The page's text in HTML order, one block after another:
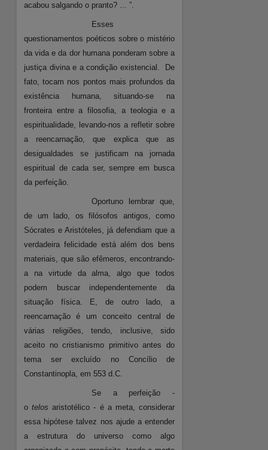
acabou salgando o pranto? ... ”.
Esses
questionamentos poéticos sobre o mistério
da vida e da dor humana ponderam sobre a
justiça divina e a condição existencial.
De
fato, tocam nos pontos mais profundos da
existência humana, situando-se na
fronteira entre a filosofia, a teologia e a
espiritualidade, levando-nos a refletir sobre
a reencarnação, que explica que as
desigualdades se justificam na jornada
espiritual de cada ser, sempre em busca
da perfeição.
Oportuno lembrar que,
de um lado, os filósofos antigos, como
Sócrates e Aristóteles, já defendiam que a
verdadeira felicidade está além dos bens
materiais, que são efêmeros, encontrando-
a na virtude da alma, algo que todos
podem buscar independentemente da
situação física. E, de outro lado, a
reencarnação é um conceito central de
várias religiões, tendo, inclusive, sido
aceito no cristianismo primitivo antes do
tema ser excluído no Concílio de
Constantinopla, em 553 d.C.
Se a perfeição -
otelos aristotélico - é a meta, considerar
essa hipótese talvez nos ajude a entender
a estrutura do universo como algo